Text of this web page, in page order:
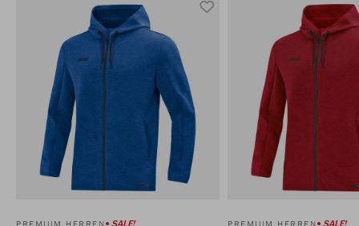
PREMIUM HERREN SALE! PREMIUM HERREN SALE!